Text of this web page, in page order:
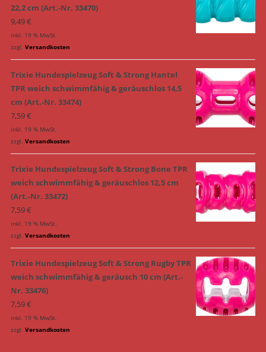
22,2 cm (Art.-Nr. 33470)
9,49€
inkl. 19 % MwSt.
zzgl. Versandkosten
Trixie Hundespielzeug Soft & Strong Hantel
TPR weich schwimmfähig & geräuschlos 14,5
cm (Art.-Nr. 33474)
7,59€
inkl. 19 % MwSt.
zzgl. Versandkosten
Trixie Hundespielzeug Soft & Strong Bone TPR
weich schwimmfähig & geräuschlos 12,5 cm
(Art.-Nr. 33472)
7,59€
inkl. 19 % MwSt.
zzgl. Versandkosten
Trixie Hundespielzeug Soft & Strong Rugby TPR
weich schwimmfähig & geräusch 10 cm (Art.-
Nr. 33476)
7,59€
inkl. 19 % MwSt.
zzgl. Versandkosten